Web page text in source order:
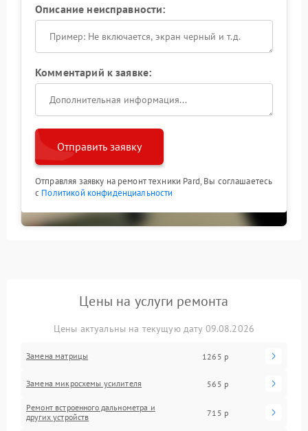
Описание неисправности:
Комментарий к заявке:
Отправить заявку
Отправляя заявку на ремонт техники Pard, Вы соглашаетесь
с Политикой конфиденциальности
Цены на услуги ремонта
Цены актуальны на текущую дату 09.08.2026
Замена матрицы 1265 р
Замена микросхемы усилителя 565 р
Ремонт встроенного дальнометра и
других устройств
715 р